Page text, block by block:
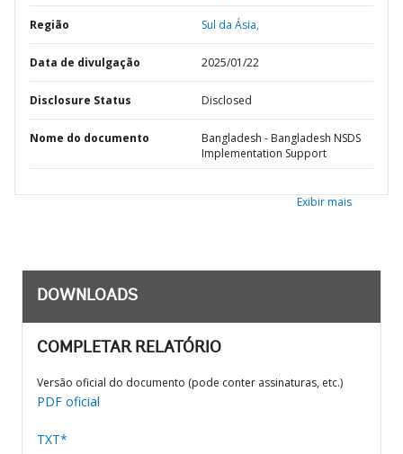
Região Sul da Ásia,
Data de divulgação 2025/01/22
Disclosure Status Disclosed
Nome do documento
Bangladesh - Bangladesh NSDS
Implementation Support
Exibir mais
DOWNLOADS
COMPLETAR RELATÓRIO
Versão oficial do documento (pode conter assinaturas, etc.)
PDF oficial
TXT*